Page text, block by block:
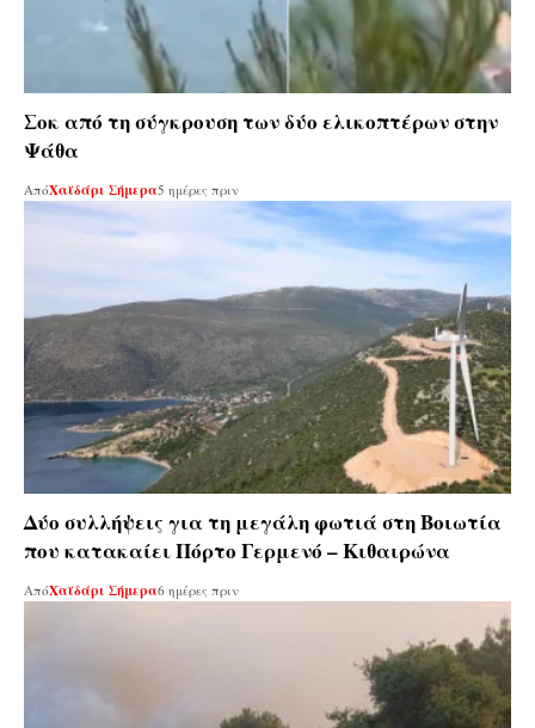
Σοκ από τη σύγκρουση των δύο ελικοπτέρων στην
Ψάθα
ΑπόΧαϊδάρι Σήμερα5 ημέρες πριν
Δύο συλλήψεις για τη μεγάλη φωτιά στη Βοιωτία
που κατακαίει Πόρτο Γερμενό – Κιθαιρώνα
ΑπόΧαϊδάρι Σήμερα6 ημέρες πριν